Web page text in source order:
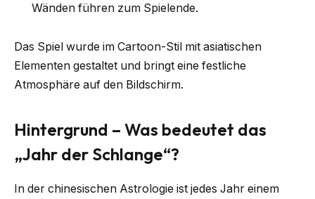
Wänden führen zum Spielende.
Das Spiel wurde im Cartoon-Stil mit asiatischen
Elementen gestaltet und bringt eine festliche
Atmosphäre auf den Bildschirm.
Hintergrund – Was bedeutet das
„Jahr der Schlange“?
In der chinesischen Astrologie ist jedes Jahr einem